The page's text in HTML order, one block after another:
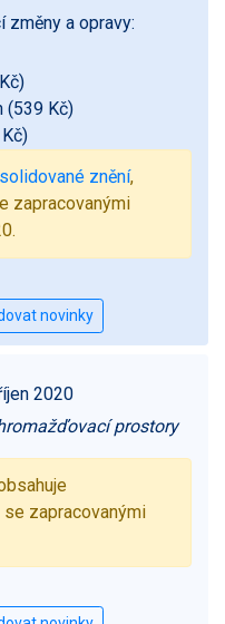
změny a opravy:
(539 Kč)
znění,
zapracovanými
2020
prostory
zapracovanými